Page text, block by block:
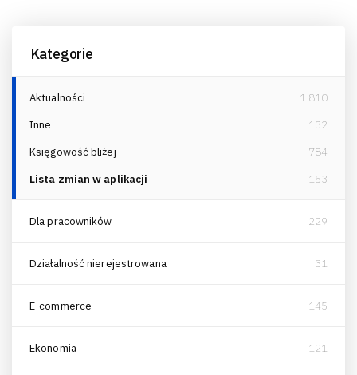
Kategorie
Aktualności
1 810
Inne
132
Księgowość bliżej
784
Lista zmian w aplikacji
153
Dla pracowników 229
Działalność nierejestrowana 31
E-commerce 145
Ekonomia 121